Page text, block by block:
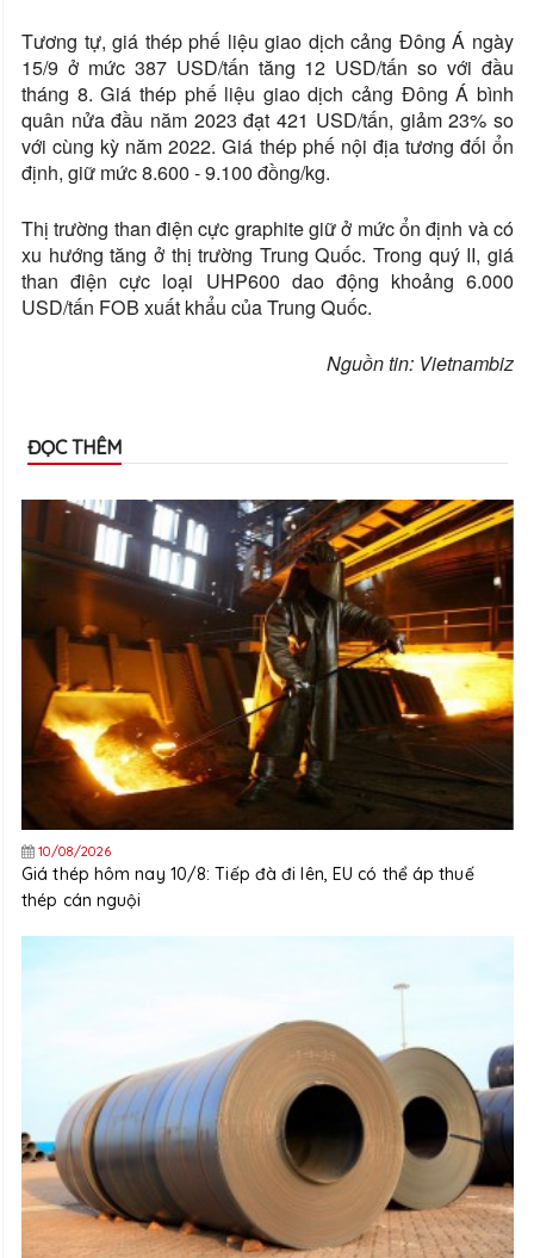
Tương tự, giá thép phế liệu giao dịch cảng Đông Á ngày
15/9 ở mức 387 USD/tấn tăng 12 USD/tấn so với đầu
tháng 8. Giá thép phế liệu giao dịch cảng Đông Á bình
quân nửa đầu năm 2023 đạt 421 USD/tấn, giảm 23% so
với cùng kỳ năm 2022. Giá thép phế nội địa tương đối ổn
định, giữ mức 8.600 - 9.100 đồng/kg.
Thị trường than điện cực graphite giữ ở mức ổn định và có
xu hướng tăng ở thị trường Trung Quốc. Trong quý II, giá
than điện cực loại UHP600 dao động khoảng 6.000
USD/tấn FOB xuất khẩu của Trung Quốc.
Nguồn tin: Vietnambiz
ĐỌC THÊM
10/08/2026
Giá thép hôm nay 10/8: Tiếp đà đi lên, EU có thể áp thuế
thép cán nguội